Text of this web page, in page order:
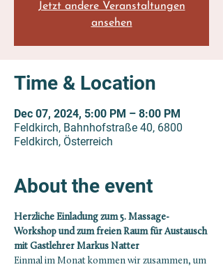
Jetzt andere Veranstaltungen
ansehen
Time & Location
Dec 07, 2024, 5:00 PM – 8:00 PM
Feldkirch, Bahnhofstraße 40, 6800
Feldkirch, Österreich
About the event
Herzliche Einladung zum 5. Massage-
Workshop und zum freien Raum für Austausch
mit Gastlehrer Markus Natter
Einmal im Monat kommen wir zusammen, um